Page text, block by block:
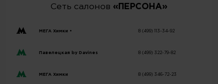
Сеть салонов «ПЕРСОНА»
МЕГА Химки • 8 (499) 113-34-92
Павелецкая by Davines 8 (499) 322-79-82
МЕГА Химки 8 (499) 346-72-23